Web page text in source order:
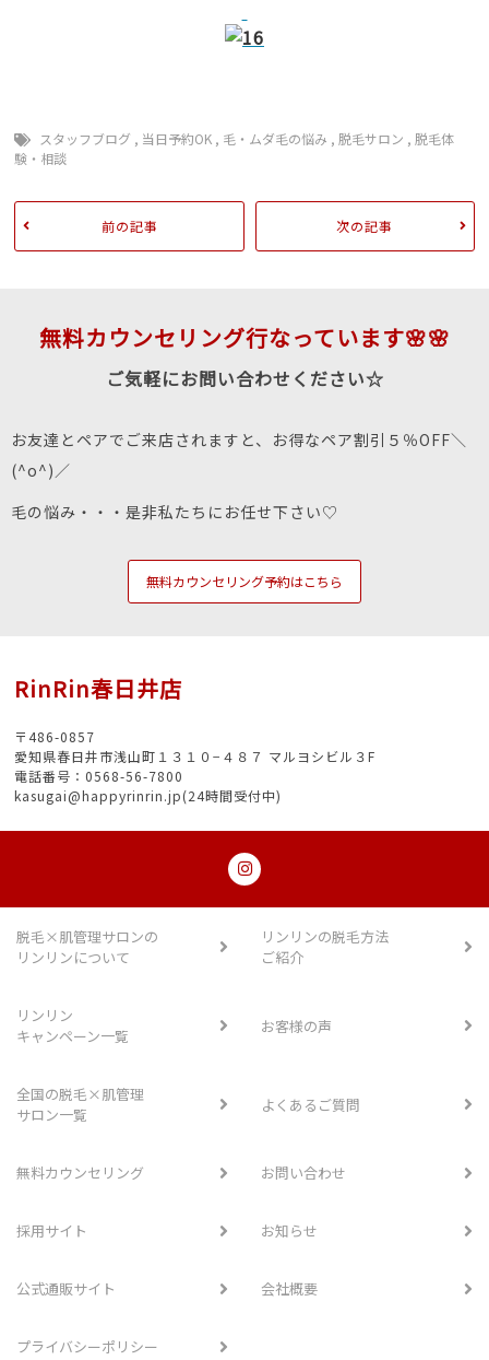
スタッフブログ , 当日予約OK , 毛・ムダ毛の悩み ,脱毛サロン ,脱毛体
験・相談
前の記事 次の記事
無料カウンセリング行なっています🌸🌸
ご気軽にお問い合わせください☆
お友達とペアでご来店されますと、お得なペア割引５％OFF＼
(^o^)／
毛の悩み・・・是非私たちにお任せ下さい♡
無料カウンセリング予約はこちら
RinRin春日井店
〒486-0857
愛知県春日井市浅山町１３１０−４８７ マルヨシビル３F
電話番号：0568-56-7800
kasugai@happyrinrin.jp(24時間受付中)
脱毛×肌管理サロンの
リンリンについて
リンリンの脱毛方法
ご紹介
リンリン
キャンペーン一覧
お客様の声
全国の脱毛×肌管理
サロン一覧
よくあるご質問
無料カウンセリング お問い合わせ
採用サイト お知らせ
公式通販サイト 会社概要
プライバシーポリシー